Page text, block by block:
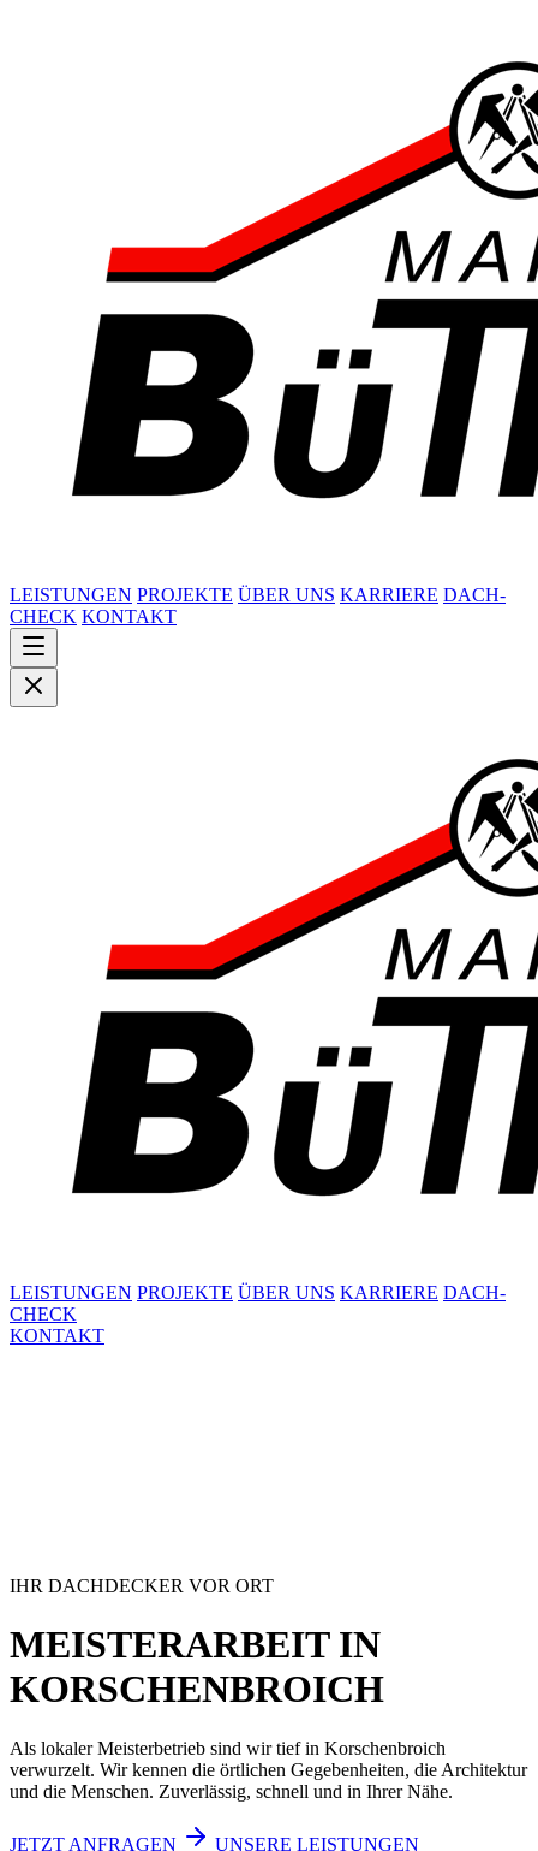
LEISTUNGEN PROJEKTE ÜBER UNS KARRIERE DACH-
CHECK KONTAKT
LEISTUNGEN PROJEKTE ÜBER UNS KARRIERE DACH-
CHECK
KONTAKT
IHR DACHDECKER VOR ORT
MEISTERARBEIT IN
KORSCHENBROICH
Als lokaler Meisterbetrieb sind wir tief in Korschenbroich
verwurzelt. Wir kennen die örtlichen Gegebenheiten, die Architektur
und die Menschen. Zuverlässig, schnell und in Ihrer Nähe.
JETZT ANFRAGEN UNSERE LEISTUNGEN